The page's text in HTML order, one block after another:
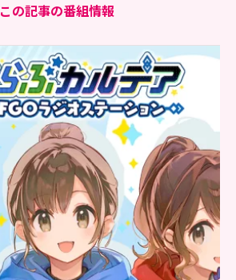
この記事の番組情報